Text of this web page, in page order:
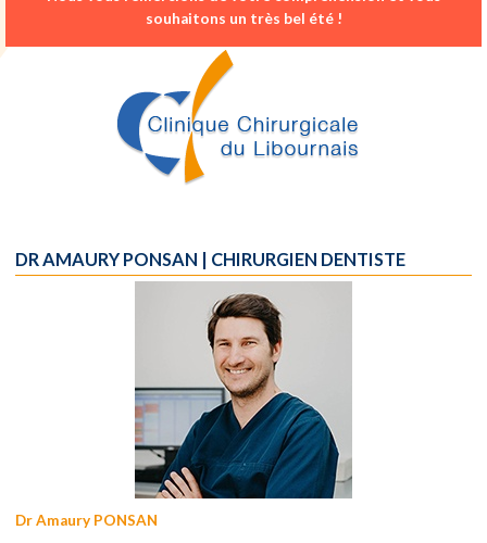
souhaitons un très bel été !
DR AMAURY PONSAN | CHIRURGIEN DENTISTE
Dr Amaury PONSAN